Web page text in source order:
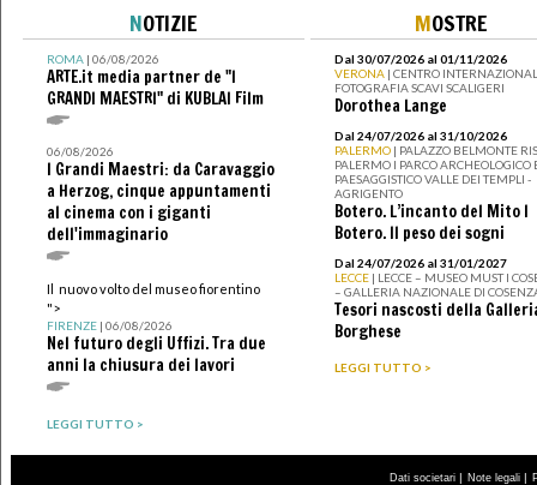
NOTIZIE
ROMA| 06/08/2026
ARTE.it media partner de "I
GRANDI MAESTRI" di KUBLAI Film
06/08/2026
I Grandi Maestri: da Caravaggio
a Herzog, cinque appuntamenti
al cinema con i giganti
dell'immaginario
Il nuovo volto del museo fiorentino
">
FIRENZE| 06/08/2026
Nel futuro degli Uffizi. Tra due
anni la chiusura dei lavori
LEGGI TUTTO >
MOSTRE
Dal 30/07/2026 al 01/11/2026
VERONA | CENTRO
FOTOGRAFIA SCAVI SCALIGERI
Dorothea Lange
Dal 24/07/2026 al 31/10/2026
PALERMO | PALAZZO BELMONTE
PALERMO I PARCO ARCHEOLOGICO
PAESAGGISTICO VALLE DEI TEMPLI -
AGRIGENTO
Botero. L’incanto del Mito I
Botero. Il peso dei sogni
Dal 24/07/2026 al 31/01/2027
LECCE | LECCE – MUSEO MUST I
– GALLERIA NAZIONALE DI
Tesori nascosti della
Borghese
LEGGI TUTTO >
Dati societari | Note legali |